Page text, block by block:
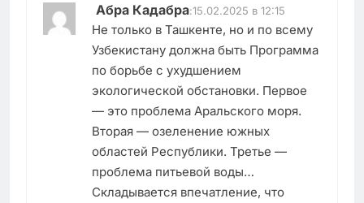
Абра Кадабра:15.02.2025 в 12:15
Не только в Ташкенте, но и по всему
Узбекистану должна быть Программа
по борьбе с ухудшением
экологической обстановки. Первое
— это проблема Аральского моря.
Вторая — озеленение южных
областей Республики. Третье —
проблема питьевой воды…
Складывается впечатление, что